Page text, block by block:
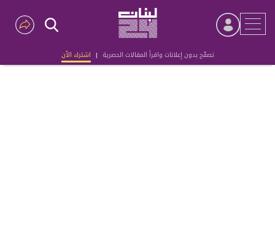
تصفّح بدون إعلانات واقرأ المقالات الحصرية | اشترك الآن
Advertisement